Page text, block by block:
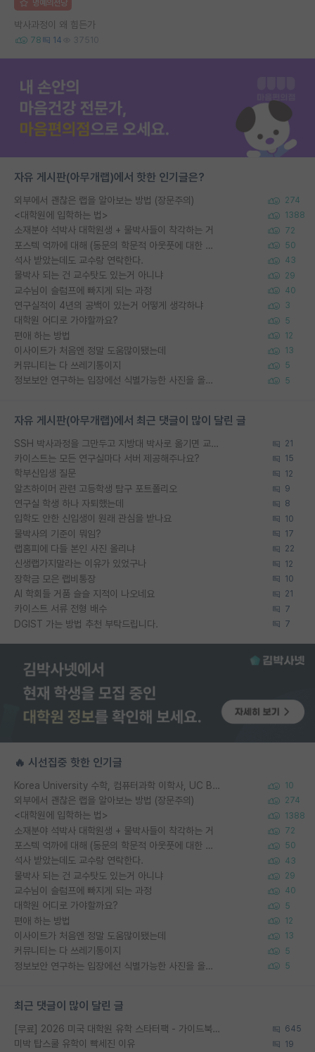
명예의전당
박사과정이 왜 힘든가
78 14 37510
자유 게시판(아무개랩)에서 핫한 인기글은?
외부에서 괜찮은 랩을 알아보는 방법 (장문주의) 274
<대학원에 입학하는 법> 1388
소재분야 석박사 대학원생 + 물박사들이 착각하는 거 72
포스텍 억까에 대해 (동문의 학문적 아웃풋에 대한 반박) 50
석사 받았는데도 교수랑 연락한다. 43
물박사 되는 건 교수탓도 있는거 아니냐 29
교수님이 슬럼프에 빠지게 되는 과정 40
연구실적이 4년의 공백이 있는거 어떻게 생각하냐 3
대학원 어디로 가야할까요? 5
편애 하는 방법 12
이사이트가 처음엔 정말 도움많이됐는데 13
커뮤니티는 다 쓰레기통이지 5
정보보안 연구하는 입장에선 식별가능한 사진을 올리는건 비추이긴함 5
자유 게시판(아무개랩)에서 최근 댓글이 많이 달린 글
SSH 박사과정을 그만두고 지방대 박사로 옮기면 교수의 꿈은 끝일까요? 21
카이스트는 모든 연구실마다 서버 제공해주나요? 15
학부신입생 질문 12
알츠하이머 관련 고등학생 탐구 포트폴리오 9
연구실 학생 하나 자퇴했는데 8
입학도 안한 신입생이 원래 관심을 받나요 10
물박사의 기준이 뭐임? 17
랩홈피에 다들 본인 사진 올리냐 22
신생랩가지말라는 이유가 있었구나 12
장학금 모은 랩비통장 10
AI 학회들 거품 슬슬 지적이 나오네요 21
카이스트 서류 전형 배수 7
DGIST 가는 방법 추천 부탁드립니다. 7
🔥 시선집중 핫한 인기글
Korea University 수학, 컴퓨터과학 이학사, UC Berkeley 산업공학 대학원 공학박사가 되는 것은 쉽지 않겠죠? 10
외부에서 괜찮은 랩을 알아보는 방법 (장문주의) 274
<대학원에 입학하는 법> 1388
소재분야 석박사 대학원생 + 물박사들이 착각하는 거 72
포스텍 억까에 대해 (동문의 학문적 아웃풋에 대한 반박) 50
석사 받았는데도 교수랑 연락한다. 43
물박사 되는 건 교수탓도 있는거 아니냐 29
교수님이 슬럼프에 빠지게 되는 과정 40
대학원 어디로 가야할까요? 5
편애 하는 방법 12
이사이트가 처음엔 정말 도움많이됐는데 13
커뮤니티는 다 쓰레기통이지 5
정보보안 연구하는 입장에선 식별가능한 사진을 올리는건 비추이긴함 5
최근 댓글이 많이 달린 글
[무료] 2026 미국 대학원 유학 스타터팩 - 가이드북 & 합격자 컨택메일 템플릿 645
미박 탑스쿨 유학이 빡세진 이유 19